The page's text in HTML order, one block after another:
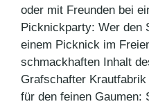
oder mit Freunden bei
Picknickparty: Wer den
einem Picknick im
schmackhaften Inhalt
Grafschafter
für den feinen Gaumen: